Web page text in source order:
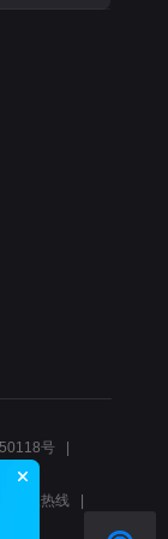
号
举报热线